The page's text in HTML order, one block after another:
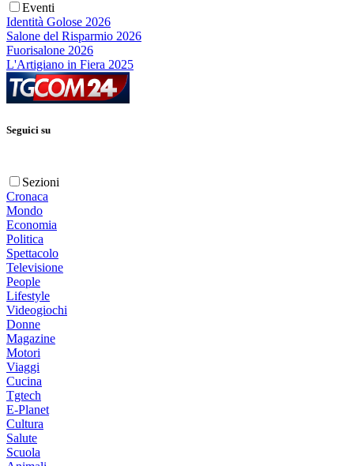
Eventi
Identità Golose 2026
Salone del Risparmio 2026
Fuorisalone 2026
L'Artigiano in Fiera 2025
Seguici su
Sezioni
Cronaca
Mondo
Economia
Politica
Spettacolo
Televisione
People
Lifestyle
Videogiochi
Donne
Magazine
Motori
Viaggi
Cucina
Tgtech
E-Planet
Cultura
Salute
Scuola